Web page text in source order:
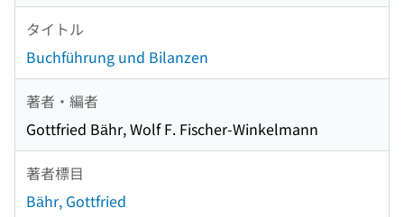
タイトル
Buchführung und Bilanzen
著者・編者
Gottfried Bähr, Wolf F. Fischer-Winkelmann
著者標目
Bähr, Gottfried